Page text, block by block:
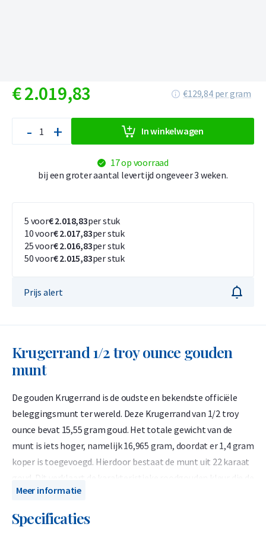
€2.019,83 €129,84 per gram
- + In winkelwagen
17 op voorraad
bij een groter aantal levertijd ongeveer 3 weken.
5 voor€ 2.018,83per stuk
10 voor€ 2.017,83per stuk
25 voor€ 2.016,83per stuk
50 voor€ 2.015,83per stuk
Prijs alert
Krugerrand 1/2 troy ounce gouden
munt
De gouden Krugerrand is de oudste en bekendste officiële
beleggingsmunt ter wereld. Deze Krugerrand van 1/2 troy
ounce bevat 15,55 gram goud. Het totale gewicht van de
munt is iets hoger, namelijk 16,965 gram, doordat er 1,4 gram
koper is toegevoegd. Hierdoor bestaat de munt uit 22 karaat
goud. Dit verklaart de karakteristieke roodgouden kleur die de
munt zo herkenbaar maakt.
Omdat de Krugerrand exact 1/2 troy ounce goud bevat, doet
Meer informatie
Specificaties